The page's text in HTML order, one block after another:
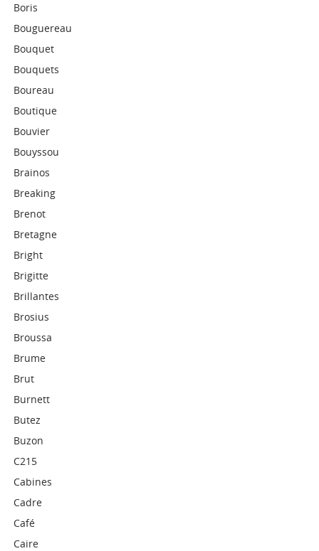
Boris
Bouguereau
Bouquet
Bouquets
Boureau
Boutique
Bouvier
Bouyssou
Brainos
Breaking
Brenot
Bretagne
Bright
Brigitte
Brillantes
Brosius
Broussa
Brume
Brut
Burnett
Butez
Buzon
C215
Cabines
Cadre
Café
Caire